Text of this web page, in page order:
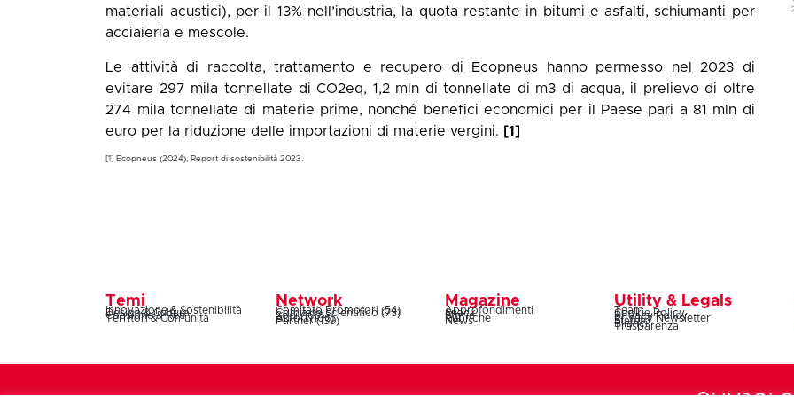
materiali acustici), per il 13% nell’industria, la quota restante in bitumi e asfalti, schiumanti per
acciaieria e mescole.
Le attività di raccolta, trattamento e recupero di Ecopneus hanno permesso nel 2023 di
evitare 297 mila tonnellate di CO2eq, 1,2 mln di tonnellate di m3 di acqua, il prelievo di oltre
274 mila tonnellate di materie prime, nonché benefici economici per il Paese pari a 81 mln di
euro per la riduzione delle importazioni di materie vergini. [1]
[1] Ecopneus (2024), Report di sostenibilità 2023.
Temi
Innovazione & Sostenibilità
Design & Cultura
Coesione & Reti
Territori & Comunità
Network
Comitato Promotori (54)
Comitato Scientifico (73)
Soci (160)
Autori (106)
Partner (139)
Magazine
Approfondimenti
Snack
Storie
Rubriche
News
Utility & Legals
Team
Cookie Policy
Privacy Policy
Privacy Newsletter
Statuto
Bilanci
Trasparenza